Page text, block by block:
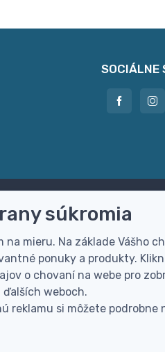
SOCIÁLNE
súkromia
na mieru. Na základe Vášho
ponuky a produkty.
o chovaní na webe pro
weboch.
reklamu si môžete